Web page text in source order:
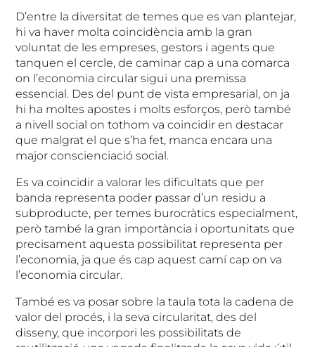
D’entre la diversitat de temes que es van plantejar,
hi va haver molta coincidència amb la gran
voluntat de les empreses, gestors i agents que
tanquen el cercle, de caminar cap a una comarca
on l’economia circular sigui una premissa
essencial. Des del punt de vista empresarial, on ja
hi ha moltes apostes i molts esforços, però també
a nivell social on tothom va coincidir en destacar
que malgrat el que s’ha fet, manca encara una
major conscienciació social.
Es va coincidir a valorar les dificultats que per
banda representa poder passar d’un residu a
subproducte, per temes burocràtics especialment,
però també la gran importància i oportunitats que
precisament aquesta possibilitat representa per
l’economia, ja que és cap aquest camí cap on va
l’economia circular.
També es va posar sobre la taula tota la cadena de
valor del procés, i la seva circularitat, des del
disseny, que incorpori les possibilitats de